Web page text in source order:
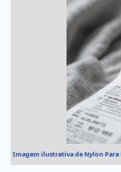
Imagem ilustrativa de Nylon Para